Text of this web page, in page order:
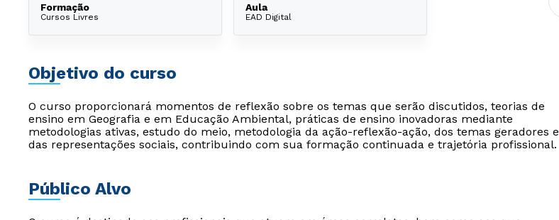
Formação
Cursos Livres
Aula
EAD Digital
Objetivo do curso
O curso proporcionará momentos de reflexão sobre os temas que serão discutidos, teorias de
ensino em Geografia e em Educação Ambiental, práticas de ensino inovadoras mediante
metodologias ativas, estudo do meio, metodologia da ação-reflexão-ação, dos temas geradores e
das representações sociais, contribuindo com sua formação continuada e trajetória profissional.
Público Alvo